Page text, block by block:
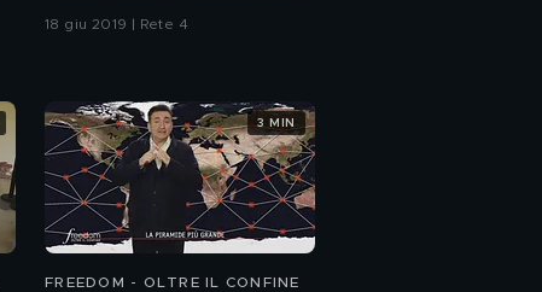
18 giu 2019 | Rete 4
FREEDOM - OLTRE IL CONFINE
3 MIN